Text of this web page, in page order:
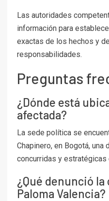
Las autoridades
información para
exactas de los hechos y
responsabilidades.
Preguntas
¿Dónde está
afectada?
La sede política se
Chapinero, en Bogotá, una
concurridas y estratégicas
¿Qué denunció la
Paloma Valencia?